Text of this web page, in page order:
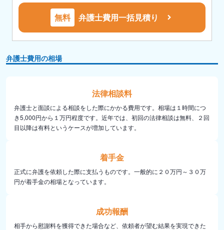
無料 弁護士費用一括見積り
弁護士費用の相場
法律相談料
弁護士と面談による相談をした際にかかる費用です。相場は１時間につ
き5,000円から１万円程度です。近年では、初回の法律相談は無料、２回
目以降は有料というケースが増加しています。
着手金
正式に弁護を依頼した際に支払うものです。一般的に２０万円～３０万
円が着手金の相場となっています。
成功報酬
相手から慰謝料を獲得できた場合など、依頼者が望む結果を実現できた